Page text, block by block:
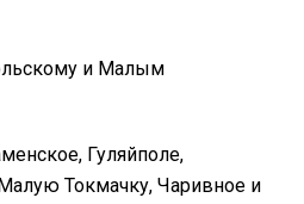
и Малым
Гуляйполе,
Токмачку, Чаривное и